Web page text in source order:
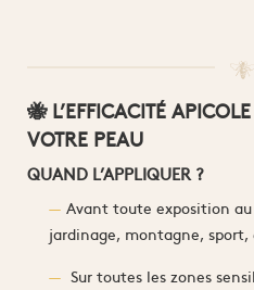
🐝 L’EFFICACITÉ
VOTRE PEAU
QUAND L’APPLIQUER ?
Avant toute exposition
jardinage, montagne, sport,
Sur toutes les zones